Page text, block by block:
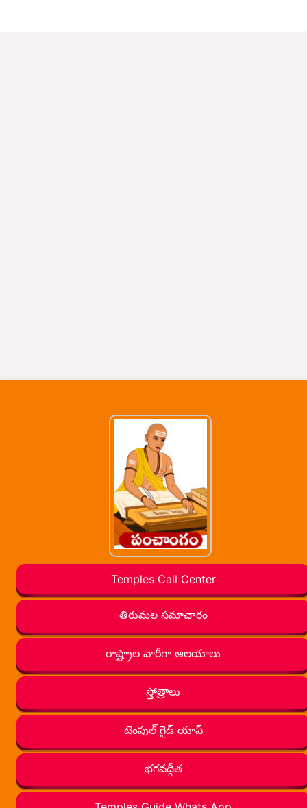
Temples Call Center
తిరుమల సమాచారం
రాష్ట్రాల వారీగా ఆలయాలు
స్తోత్రాలు
టెంపుల్ గైడ్ యాప్
భగవద్గీత